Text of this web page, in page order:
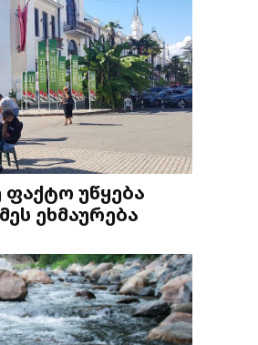
უწყება
ეხმაურება